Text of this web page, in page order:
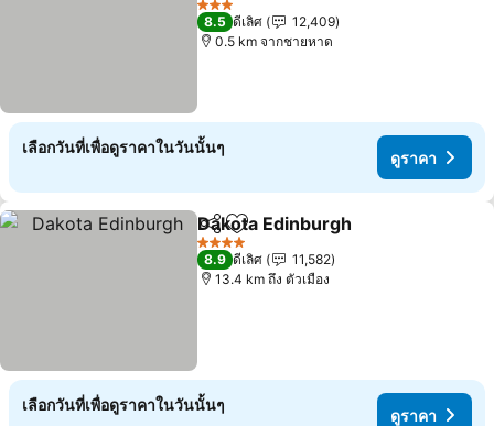
3 ดาว
8.5 ดีเลิศ
12,409
0.5 km จากชายหาด
เลือกวันที่เพื่อดูราคาในวันนั้นๆ
ดูราคา
แชร์ เพิ่มในรายการโปรด
Dakota Edinburgh
4 ดาว
8.9 ดีเลิศ
11,582
13.4 km ถึง ตัวเมือง
เลือกวันที่เพื่อดูราคาในวันนั้นๆ
ดูราคา